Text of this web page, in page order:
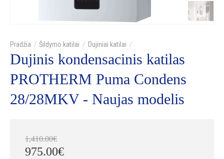
Šildymo katilai Dujiniai katilai
Dujinis kondensacinis katilas
PROTHERM Puma Condens
28/28MKV - Naujas modelis
1,410.00€
975.00€